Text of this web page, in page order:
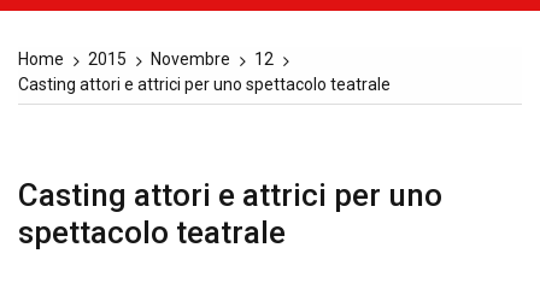
Home 2015 Novembre
12
Casting attori e attrici per uno spettacolo teatrale
Casting attori e attrici per uno
spettacolo teatrale